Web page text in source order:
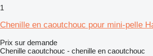
1
Chenille en caoutchouc pour mini-pelle
Prix sur demande
Chenille caoutchouc - chenille en caoutchouc